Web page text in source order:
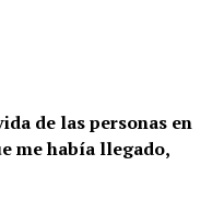
de las personas en
me había llegado,